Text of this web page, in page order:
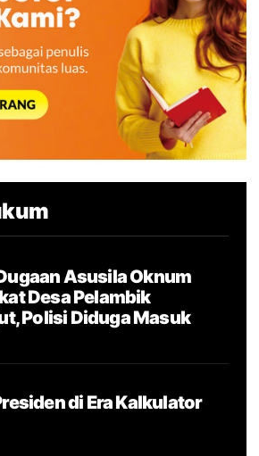
Asusila Oknum
Desa Pelambik
Polisi Diduga Masuk
di Era Kalkulator